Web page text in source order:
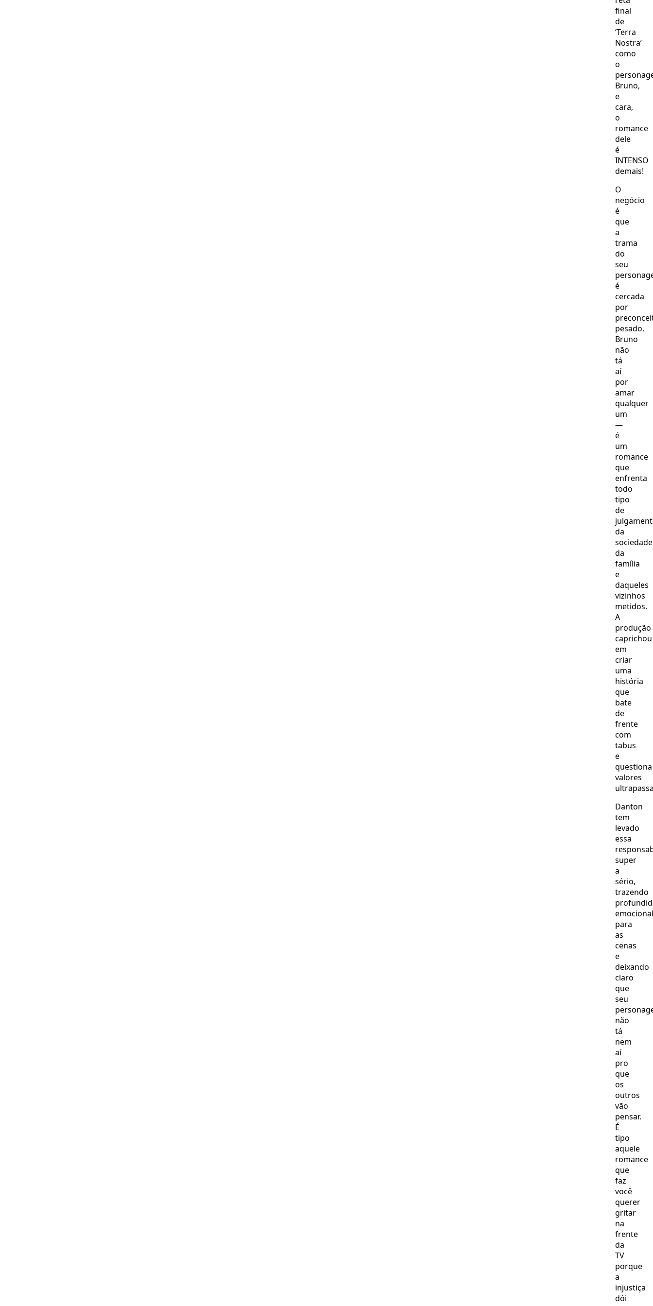
final
de
‘Terra
Nostra’
como
o
Bruno,
e
cara,
o
romance
dele
é
INTENSO
demais!
O
negócio
é
que
a
trama
do
seu
é
cercada
por
pesado.
Bruno
não
tá
aí
por
amar
qualquer
um
—
é
um
romance
que
enfrenta
todo
tipo
de
da
da
família
e
daqueles
vizinhos
metidos.
A
produção
caprichou
em
criar
uma
história
que
bate
de
frente
com
tabus
e
questiona
valores
Danton
tem
levado
essa
super
a
sério,
trazendo
emocional
para
as
cenas
e
deixando
claro
que
seu
não
tá
nem
aí
pro
que
os
outros
vão
pensar.
É
tipo
aquele
romance
que
faz
você
querer
gritar
na
frente
da
TV
porque
a
injustiça
dói